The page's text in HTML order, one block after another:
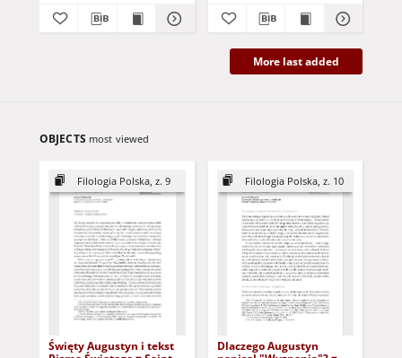
More last added
OBJECTS most viewed
Filologia Polska, z. 9
Święty Augustyn i tekst
Filologia Polska, z. 10
Dlaczego Augustyn